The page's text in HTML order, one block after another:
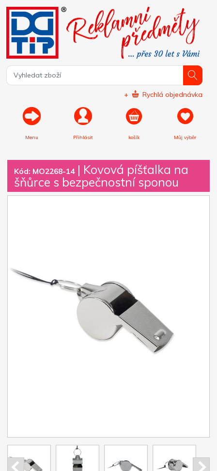
+ Rychlá objednávka
Menu Přihlásit košík Můj výběr
Kód: MO2268-14| Kovová píšťalka na
šňůrce s bezpečnostní sponou